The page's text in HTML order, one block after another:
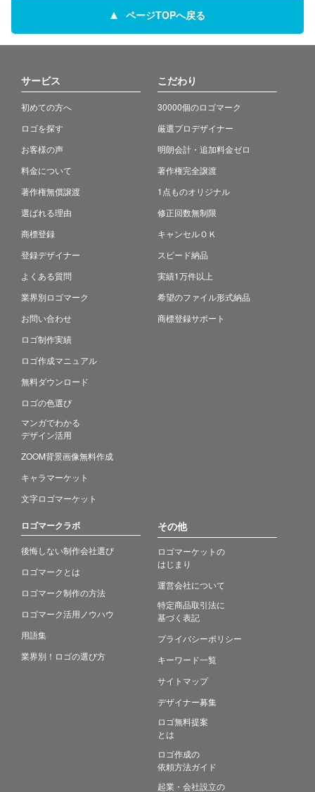
ページTOPへ戻る
サービス
初めての方へ
ロゴを探す
お客様の声
料金について
著作権無償譲渡
選ばれる理由
商標登録
登録デザイナー
よくある質問
業界別ロゴマーク
お問い合わせ
ロゴ制作実績
ロゴ作成マニュアル
無料ダウンロード
ロゴの色選び
マンガでわかる
デザイン活用
ZOOM背景画像無料作成
キャラマーケット
文字ロゴマーケット
こだわり
30000個のロゴマーク
厳選プロデザイナー
明朗会計・追加料金ゼロ
著作権完全譲渡
1点ものオリジナル
修正回数無制限
キャンセルＯＫ
スピード納品
実績1万件以上
希望のファイル形式納品
商標登録サポート
ロゴマークラボ
後悔しない制作会社選び
ロゴマークとは
ロゴマーク制作の方法
ロゴマーク活用ノウハウ
用語集
業界別！ロゴの選び方
その他
ロゴマーケットの
はじまり
運営会社について
特定商品取引法に
基づく表記
プライバシーポリシー
キーワード一覧
サイトマップ
デザイナー募集
ロゴ無料提案
とは
ロゴ作成の
依頼方法ガイド
起業・会社設立の